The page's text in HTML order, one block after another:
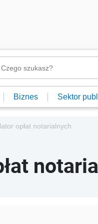
Biznes Sektor
opłat notarialnych